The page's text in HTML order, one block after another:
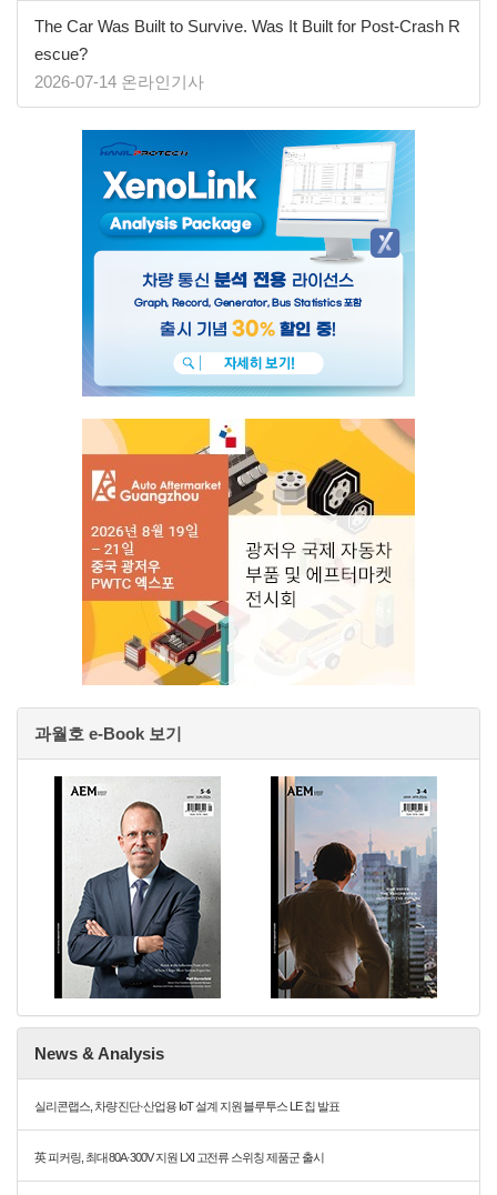
The Car Was Built to Survive. Was It Built for Post-Crash R
escue?
2026-07-14 온라인기사
과월호 e-Book 보기
News & Analysis
실리콘랩스, 차량 진단·산업용 IoT 설계 지원 블루투스 LE 칩 발표
英 피커링, 최대 80A·300V 지원 LXI 고전류 스위칭 제품군 출시